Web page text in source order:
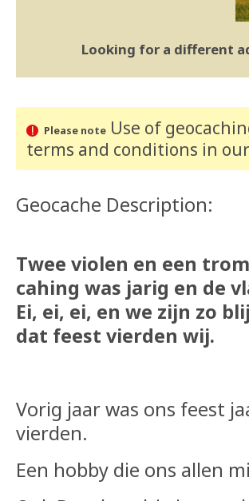
Looking for a different
Please noteUse of
terms and conditions in
Geocache Description:
Twee violen en een
cahing was jarig en de
Ei, ei, ei, en we zijn zo
dat feest vierden wij.
Vorig jaar was ons feest
vierden.
Een hobby die ons allen